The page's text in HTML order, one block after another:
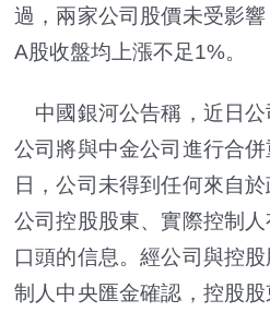
過，兩家公司股價未受影
A股收盤均上漲不足1%。
中國銀河公告稱，近日
公司將與中金公司進行合
日，公司未得到任何來自
公司控股股東、實際控制
口頭的信息。經公司與控
制人中央匯金確認，控股